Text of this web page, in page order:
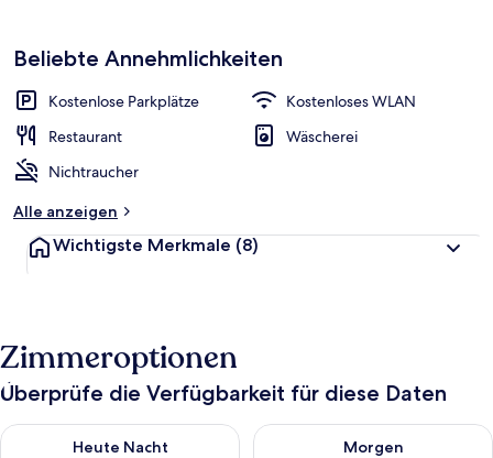
Beliebte Annehmlichkeiten
Kostenlose Parkplätze
Kostenloses WLAN
Restaurant
Wäscherei
Nichtraucher
Alle anzeigen
Wichtigste Merkmale (8)
Zimmeroptionen
Überprüfe die Verfügbarkeit für diese Daten
Heute Nacht
Überprüfe die Verfügbarkeit für heute Nacht, Aug. 6 - Aug. 7.
Morgen
Überprüfe die Verfügbarkeit